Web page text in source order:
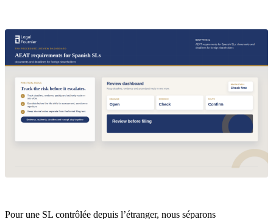
Pour une SL contrôlée depuis l’étranger, nous séparons